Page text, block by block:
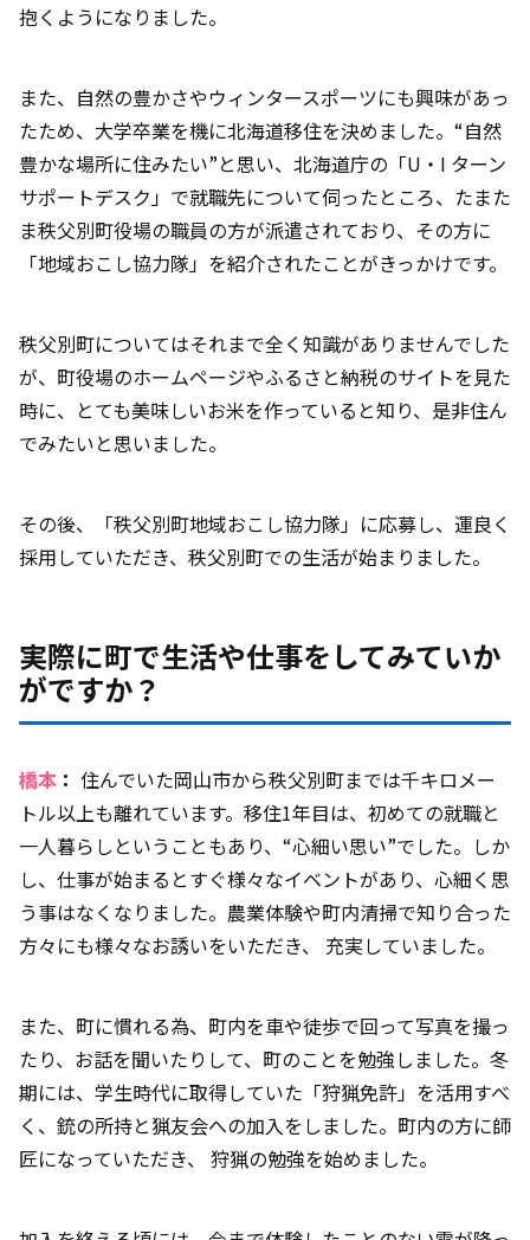
抱くようになりました。
また、自然の豊かさやウィンタースポーツにも興味があっ
たため、大学卒業を機に北海道移住を決めました。“自然
豊かな場所に住みたい”と思い、北海道庁の「U・I ターン
サポートデスク」で就職先について伺ったところ、たまた
ま秩父別町役場の職員の方が派遣されており、その方に
「地域おこし協力隊」を紹介されたことがきっかけです。
秩父別町についてはそれまで全く知識がありませんでした
が、町役場のホームページやふるさと納税のサイトを見た
時に、とても美味しいお米を作っていると知り、是非住ん
でみたいと思いました。
その後、「秩父別町地域おこし協力隊」に応募し、運良く
採用していただき、秩父別町での生活が始まりました。
実際に町で生活や仕事をしてみていか
がですか？
橋本 ： 住んでいた岡山市から秩父別町までは千キロメー
トル以上も離れています。移住1年目は、初めての就職と
一人暮らしということもあり、“心細い思い”でした。しか
し、仕事が始まるとすぐ様々なイベントがあり、心細く思
う事はなくなりました。農業体験や町内清掃で知り合った
方々にも様々なお誘いをいただき、 充実していました。
また、町に慣れる為、町内を車や徒歩で回って写真を撮っ
たり、お話を聞いたりして、町のことを勉強しました。冬
期には、学生時代に取得していた「狩猟免許」を活用すべ
く、銃の所持と猟友会への加入をしました。町内の方に師
匠になっていただき、 狩猟の勉強を始めました。